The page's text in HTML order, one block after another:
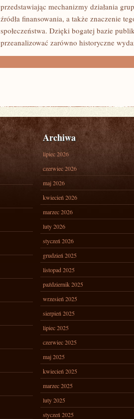
przedstawiając mechanizmy działania
źródła finansowania, a także znaczenie
społeczeństwa. Dzięki bogatej bazie
przeanalizować zarówno historyczne
Archiwa
lipiec 2026
czerwiec 2026
maj 2026
kwiecień 2026
marzec 2026
luty 2026
styczeń 2026
grudzień 2025
listopad 2025
październik 2025
wrzesień 2025
sierpień 2025
lipiec 2025
czerwiec 2025
maj 2025
kwiecień 2025
marzec 2025
luty 2025
styczeń 2025